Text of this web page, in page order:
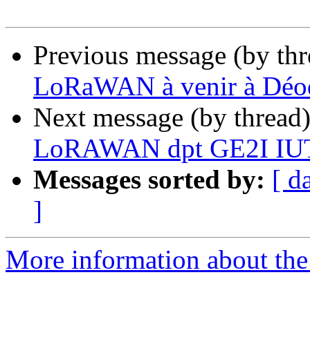
Previous message (by
LoRaWAN à venir à
Next message (by
LoRAWAN dpt GE2I
Messages sorted by: [
]
More information about